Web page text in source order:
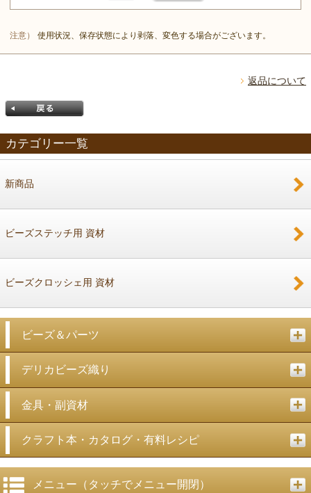
注意） 使用状況、保存状態により剥落、変色する場合がございます。
返品について
カテゴリー一覧
新商品
ビーズステッチ用 資材
ビーズクロッシェ用 資材
ビーズ＆パーツ
デリカビーズ織り
金具・副資材
クラフト本・カタログ・有料レシピ
メニュー（タッチでメニュー開閉）